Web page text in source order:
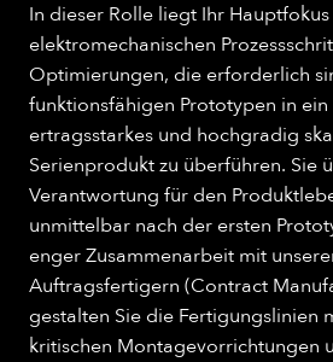
In dieser Rolle liegt Ihr
elektromechanischen
Optimierungen, die erforderlich
funktionsfähigen Prototypen in ein
ertragsstarkes und hochgradig
Serienprodukt zu überführen. Sie
Verantwortung für den
unmittelbar nach der ersten
enger Zusammenarbeit mit
Auftragsfertigern (Contract
gestalten Sie die Fertigungslinien
kritischen Montagevorrichtungen